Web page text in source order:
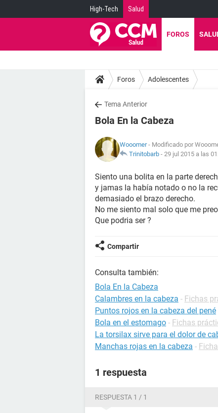
High-Tech Salud
FOROS
Foros Adolescentes
Tema Anterior
Bola En la Cabeza
Wooomer- Modificado por
Trinitobarb - 29 jul 2015 a las
Siento una bolita en la parte
y jamas la había notado o no la
demasiado el brazo derecho.
No me siento mal solo que me
Que podria ser ?
Compartir
Consulta también:
Bola En la Cabeza
Calambres en la cabeza - Fichas
Puntos rojos en la cabeza del pené
Bola en el estomago - Fichas
La torsilax sirve para el dolor de
Manchas rojas en la cabeza -
1 respuesta
RESPUESTA 1 / 1